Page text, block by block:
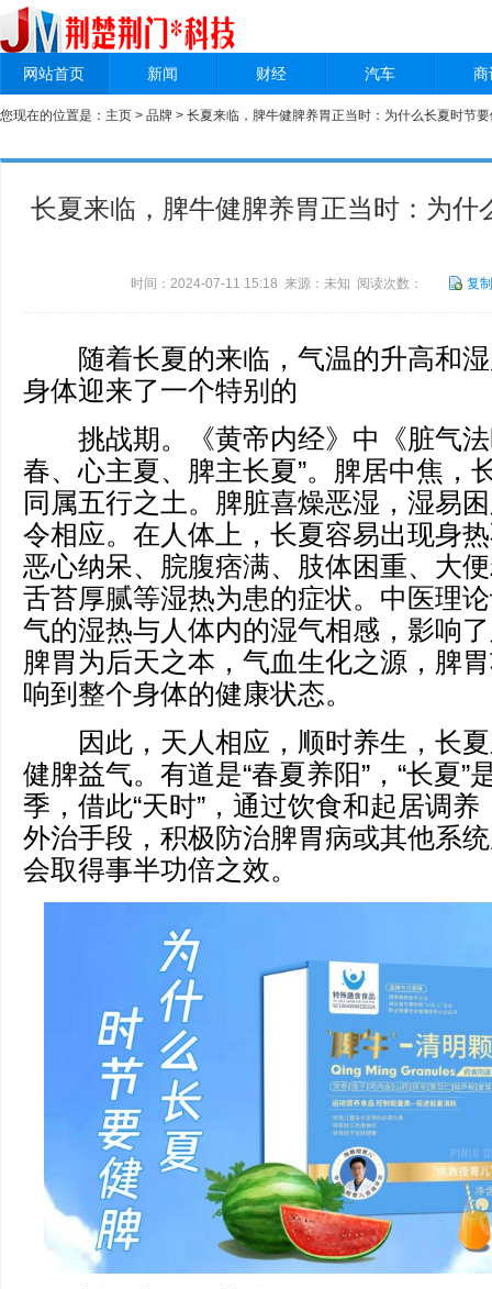
网站首页 新闻 财经 汽车
您现在的位置是： 主页 > 品牌 > 长夏来临，脾牛健脾养胃正当时：为什么长夏时节
长夏来临，脾牛健脾养胃正当时：为什
时间：2024-07-11 15:18 来源：未知 阅读次数： 复
随着长夏的来临，气温的升高和湿
身体迎来了一个特别的
挑战期。《黄帝内经》中《脏气法
春、心主夏、脾主长夏”。脾居中焦，
同属五行之土。脾脏喜燥恶湿，湿易
令相应。在人体上，长夏容易出现身
恶心纳呆、脘腹痞满、肢体困重、大
舌苔厚腻等湿热为患的症状。中医理
气的湿热与人体内的湿气相感，影响
脾胃为后天之本，气血生化之源，脾
响到整个身体的健康状态。
因此，天人相应，顺时养生，长夏
健脾益气。有道是“春夏养阳”，“长夏”
季，借此“天时”，通过饮食和起居调
外治手段，积极防治脾胃病或其他系
会取得事半功倍之效。